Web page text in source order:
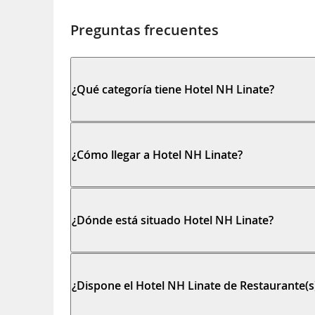
Preguntas frecuentes
¿Qué categoría tiene Hotel NH Linate?
¿Cómo llegar a Hotel NH Linate?
¿Dónde está situado Hotel NH Linate?
¿Dispone el Hotel NH Linate de